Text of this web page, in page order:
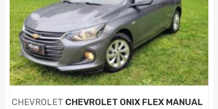
CHEVROLET CHEVROLET ONIX FLEX MANUAL